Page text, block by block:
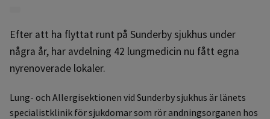
Efter att ha flyttat runt på Sunderby sjukhus under
några år, har avdelning 42 lungmedicin nu fått egna
nyrenoverade lokaler.
Lung- och Allergisektionen vid Sunderby sjukhus är länets
specialistklinik för sjukdomar som rör andningsorganen hos